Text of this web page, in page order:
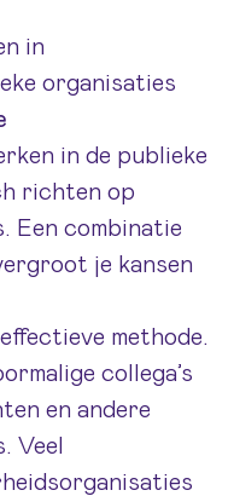
in
organisaties
in de publieke
richten op
Een combinatie
je kansen
methode.
collega’s
en andere
Veel